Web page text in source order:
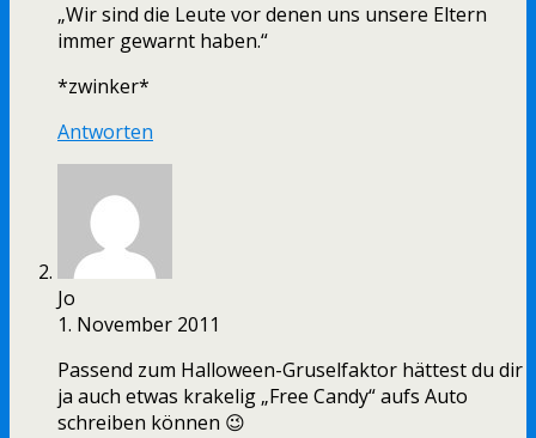
„Wir sind die Leute vor denen uns unsere Eltern
immer gewarnt haben.“
*zwinker*
Antworten
Jo
1. November 2011
Passend zum Halloween-Gruselfaktor hättest du dir
ja auch etwas krakelig „Free Candy“ aufs Auto
schreiben können 😉